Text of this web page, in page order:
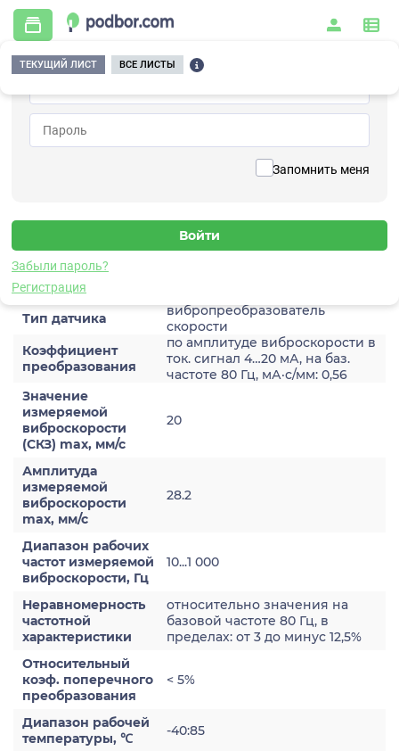
Запомнить меня
Забыли пароль?
Регистрация
ТЕКУЩИЙ ЛИСТ ВСЕ ЛИСТЫ
Главная / Контрольно-измерительные приборы и автоматика / Датчики /
Виброскорости / 2A201TA-20(T)
Датчик виброскороости
Характеристики
Тип датчика
вибропреобразователь
скорости
Коэффициент
преобразования
по амплитуде виброскорости в
ток. сигнал 4…20 мА, на баз.
частоте 80 Гц, мА·с/мм: 0,56
Значение
измеряемой
виброскорости
(СКЗ) max, мм/с
20
Амплитуда
измеряемой
виброскорости
max, мм/с
28.2
Диапазон рабочих
частот измеряемой
виброскорости, Гц
10...1 000
Неравномерность
частотной
характеристики
относительно значения на
базовой частоте 80 Гц, в
пределах: от 3 до минус 12,5%
Относительный
коэф. поперечного
преобразования
< 5%
Диапазон рабочей
температуры, ℃
-40:85